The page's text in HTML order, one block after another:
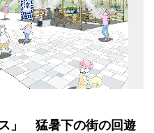
」 猛暑下の街の回遊